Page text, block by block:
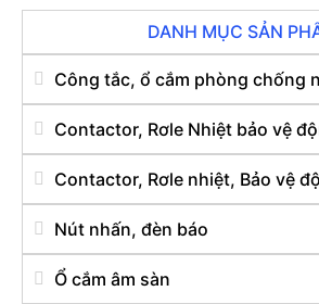
DANH MỤC SẢN
Công tắc, ổ cắm phòng chống
Contactor, Rơle Nhiệt bảo vệ
Contactor, Rơle nhiệt, Bảo vệ
Nút nhấn, đèn báo
Ổ cắm âm sàn